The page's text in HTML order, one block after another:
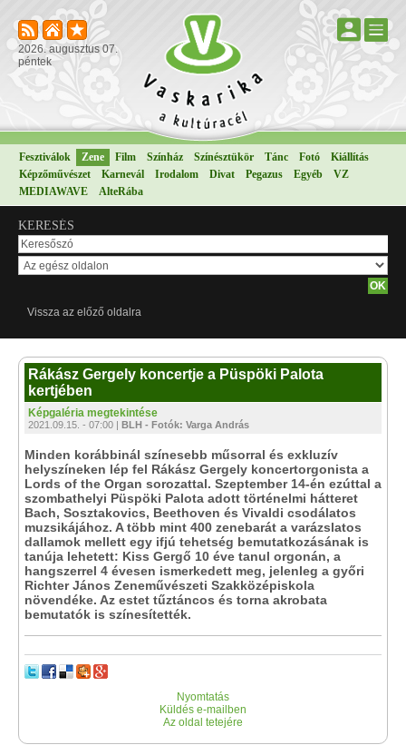
2026. augusztus 07.
péntek
Fesztiválok Zene Film Színház Színésztükör Tánc Fotó
Kiállítás
Képzőművészet
Karnevál Irodalom Divat Pegazus Egyéb
VZ
MEDIAWAVE
AlteRába
KERESÉS
Vissza az előző oldalra
Rákász Gergely koncertje a Püspöki Palota
kertjében
Képgaléria megtekintése
2021.09.15. - 07:00 | BLH - Fotók: Varga András
Minden korábbinál színesebb műsorral és exkluzív
helyszíneken lép fel Rákász Gergely koncertorgonista a
Lords of the Organ sorozattal. Szeptember 14-én ezúttal a
szombathelyi Püspöki Palota adott történelmi hátteret
Bach, Sosztakovics, Beethoven és Vivaldi csodálatos
muzsikájához. A több mint 400 zenebarát a varázslatos
dallamok mellett egy ifjú tehetség bemutatkozásának is
tanúja lehetett: Kiss Gergő 10 éve tanul orgonán, a
hangszerrel 4 évesen ismerkedett meg, jelenleg a győri
Richter János Zeneművészeti Szakközépiskola
növendéke. Az estet tűztáncos és torna akrobata
bemutatók is színesítették.
Nyomtatás
Küldés e-mailben
Az oldal tetejére